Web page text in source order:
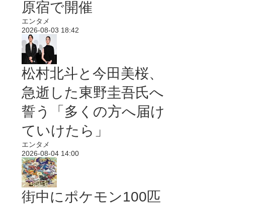
原宿で開催
エンタメ
2026-08-03 18:42
松村北斗と今田美桜、
急逝した東野圭吾氏へ
誓う「多くの方へ届け
ていけたら」
エンタメ
2026-08-04 14:00
街中にポケモン100匹